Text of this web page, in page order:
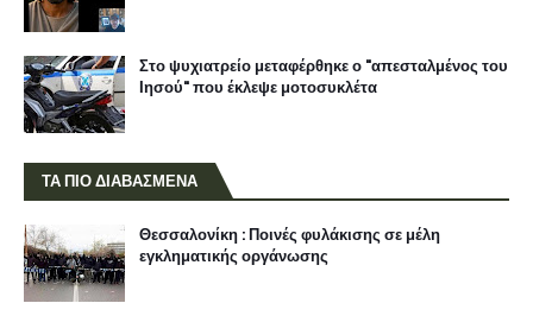
Στο ψυχιατρείο μεταφέρθηκε ο "απεσταλμένος του
Ιησού" που έκλεψε μοτοσυκλέτα
ΤΑ ΠΙΟ ΔΙΑΒΑΣΜΕΝΑ
Θεσσαλονίκη : Ποινές φυλάκισης σε μέλη
εγκληματικής οργάνωσης